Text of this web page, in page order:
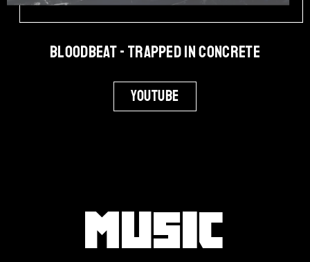
Bloodbeat - Trapped in Concrete
Youtube
Music